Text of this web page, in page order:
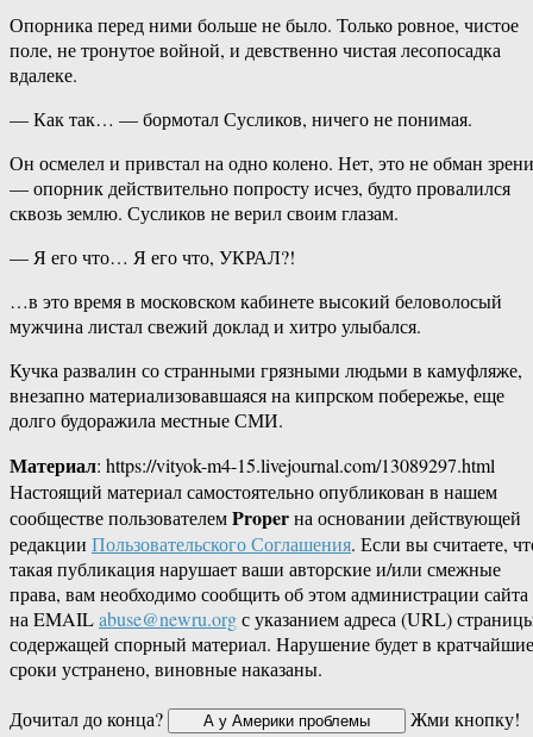
Опорника перед ними больше не было. Только ровное, чистое
поле, не тронутое войной, и девственно чистая лесопосадка
вдалеке.
— Как так… — бормотал Сусликов, ничего не понимая.
Он осмелел и привстал на одно колено. Нет, это не обман
— опорник действительно попросту исчез, будто провалился
сквозь землю. Сусликов не верил своим глазам.
— Я его что… Я его что, УКРАЛ?!
…в это время в московском кабинете высокий беловолосый
мужчина листал свежий доклад и хитро улыбался.
Кучка развалин со странными грязными людьми в камуфляже,
внезапно материализовавшаяся на кипрском побережье, еще
долго будоражила местные СМИ.
Материал: https://vityok-m4-15.livejournal.com/13089297.html
Настоящий материал самостоятельно опубликован в нашем
сообществе пользователемProperна основании действующей
редакции Пользовательского Соглашения. Если вы считаете,
такая публикация нарушает ваши авторские и/или смежные
права, вам необходимо сообщить об этом администрации сайта
на EMAILabuse@newru.orgс указанием адреса (URL)
содержащей спорный материал. Нарушение будет в кратчайшие
сроки устранено, виновные наказаны.
Дочитал до конца?
Жми кнопку!